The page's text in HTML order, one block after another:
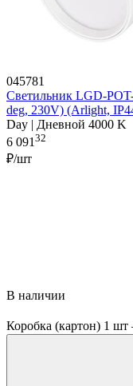
045781
Светильник LGD-
deg, 230V) (Arlight,
Day | Дневной 4000 K
6 091 32
₽/шт
В наличии
Коробка (картон) 1